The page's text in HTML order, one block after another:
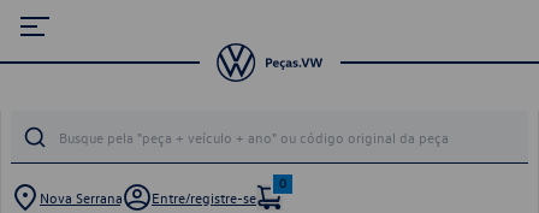
Nova Serrana Entre/registre-se
0